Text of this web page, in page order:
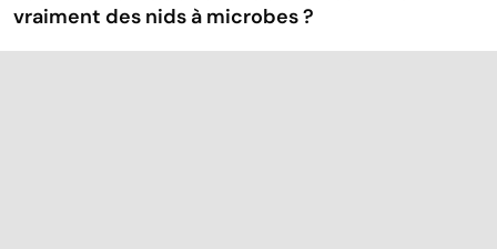
vraiment des nids à microbes ?